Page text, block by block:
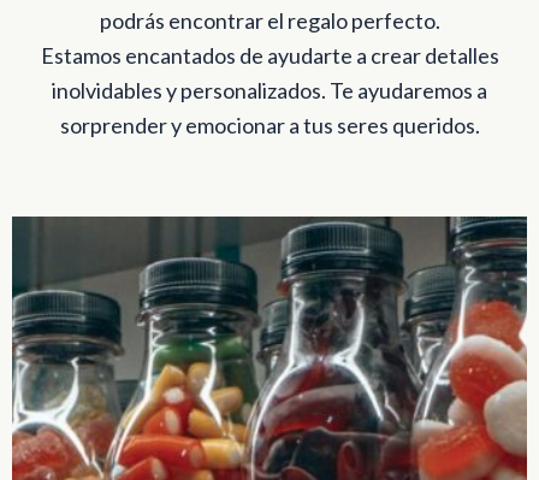
podrás encontrar el regalo perfecto.
Estamos encantados de ayudarte a crear detalles
inolvidables y personalizados. Te ayudaremos a
sorprender y emocionar a tus seres queridos.